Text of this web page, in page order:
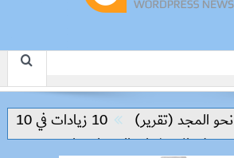
(تقرير)
10 زيادات في 10 سنوات.. هل حان الوقت لرفع دعم البنزين نهائيا؟
والتكنولوجيا